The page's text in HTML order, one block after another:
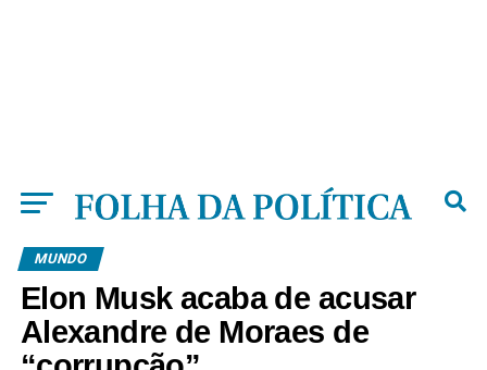
MUNDO
Elon Musk acaba de acusar
Alexandre de Moraes de